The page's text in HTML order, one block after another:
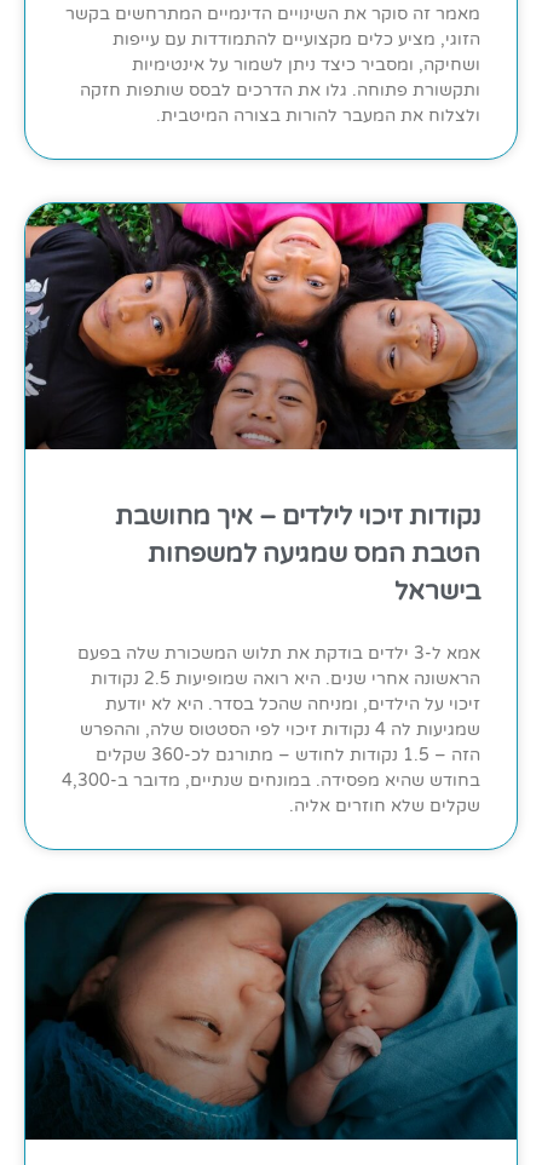
מאמר זה סוקר את השינויים הדינמיים המתרחשים בקשר
הזוגי, מציע כלים מקצועיים להתמודדות עם עייפות
ושחיקה, ומסביר כיצד ניתן לשמור על אינטימיות
ותקשורת פתוחה. גלו את הדרכים לבסס שותפות חזקה
ולצלוח את המעבר להורות בצורה המיטבית.
נקודות זיכוי לילדים – איך מחושבת
הטבת המס שמגיעה למשפחות
בישראל
אמא ל-3 ילדים בודקת את תלוש המשכורת שלה בפעם
הראשונה אחרי שנים. היא רואה שמופיעות 2.5 נקודות
זיכוי על הילדים, ומניחה שהכל בסדר. היא לא יודעת
שמגיעות לה 4 נקודות זיכוי לפי הסטטוס שלה, וההפרש
הזה – 1.5 נקודות לחודש – מתורגם לכ-360 שקלים
בחודש שהיא מפסידה. במונחים שנתיים, מדובר ב-4,300
שקלים שלא חוזרים אליה.